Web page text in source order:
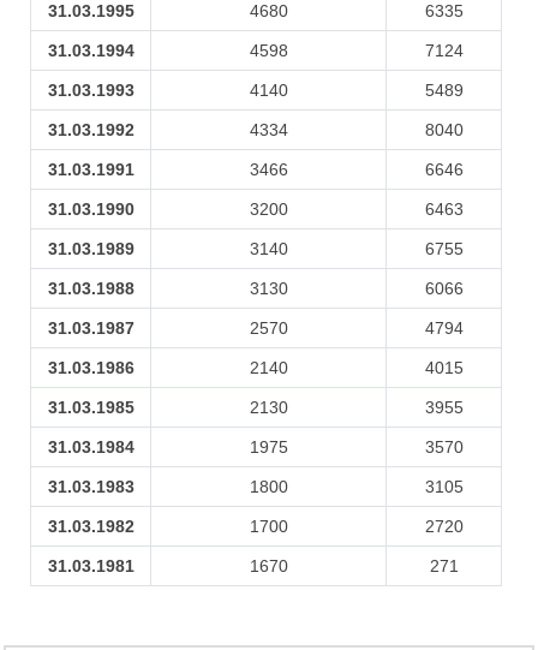
31.03.1995 4680 6335
31.03.1994 4598 7124
31.03.1993 4140 5489
31.03.1992 4334 8040
31.03.1991 3466 6646
31.03.1990 3200 6463
31.03.1989 3140 6755
31.03.1988 3130 6066
31.03.1987 2570 4794
31.03.1986 2140 4015
31.03.1985 2130 3955
31.03.1984 1975 3570
31.03.1983 1800 3105
31.03.1982 1700 2720
31.03.1981 1670 271